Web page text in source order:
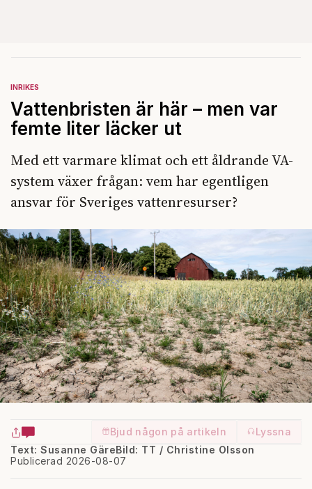
INRIKES
Vattenbristen är här – men var
femte liter läcker ut
Med ett varmare klimat och ett åldrande VA-
system växer frågan: vem har egentligen
ansvar för Sveriges vattenresurser?
Bjud någon på artikeln
Lyssna
Text: Susanne Gäre
Publicerad 2026-08-07
Bild: TT / Christine Olsson